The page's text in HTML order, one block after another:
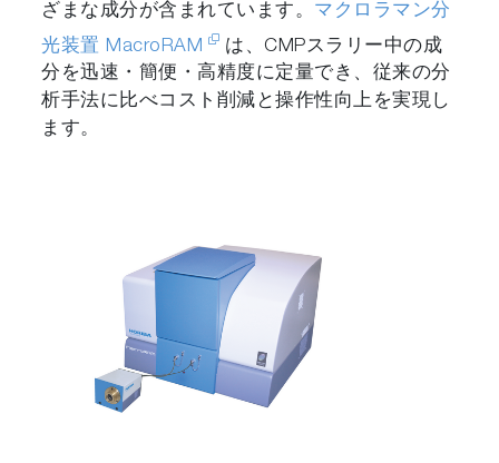
ざまな成分が含まれています。 マクロラマン分
光装置 MacroRAM
は、CMPスラリー中の成
分を迅速・簡便・高精度に定量でき、従来の分
析手法に比べコスト削減と操作性向上を実現し
ます。